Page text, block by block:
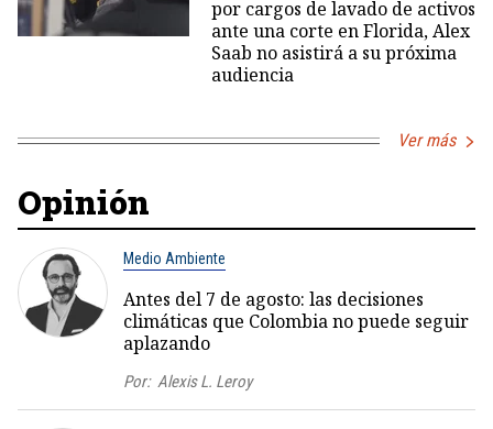
por cargos de lavado de activos
ante una corte en Florida, Alex
Saab no asistirá a su próxima
audiencia
Ver más
Opinión
Medio Ambiente
Antes del 7 de agosto: las decisiones
climáticas que Colombia no puede seguir
aplazando
Por: Alexis L. Leroy